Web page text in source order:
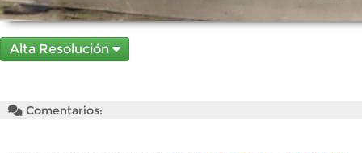
Alta Resolución
Comentarios: